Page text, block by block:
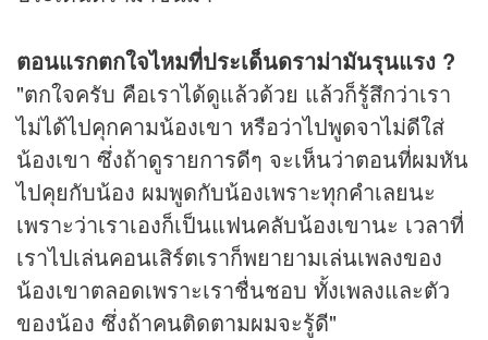
ตอนแรกตกใจไหมที่ประเด็นดราม่ามันรุนแรง ?
"ตกใจครับ คือเราได้ดูแล้วด้วย แล้วก็รู้สึกว่าเรา
ไม่ได้ไปคุกคามน้องเขา หรือว่าไปพูดจาไม่ดีใส่
น้องเขา ซึ่งถ้าดูรายการดีๆ จะเห็นว่าตอนที่ผมหัน
ไปคุยกับน้อง ผมพูดกับน้องเพราะทุกคำเลยนะ
เพราะว่าเราเองก็เป็นแฟนคลับน้องเขานะ เวลาที่
เราไปเล่นคอนเสิร์ตเราก็พยายามเล่นเพลงของ
น้องเขาตลอดเพราะเราชื่นชอบ ทั้งเพลงและตัว
ของน้อง ซึ่งถ้าคนติดตามผมจะรู้ดี"